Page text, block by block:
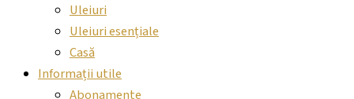
Uleiuri
Uleiuri esențiale
Casă
Informații utile
Abonamente